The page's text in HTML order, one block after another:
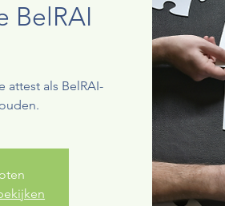
BelRAI
attest als BelRAI-